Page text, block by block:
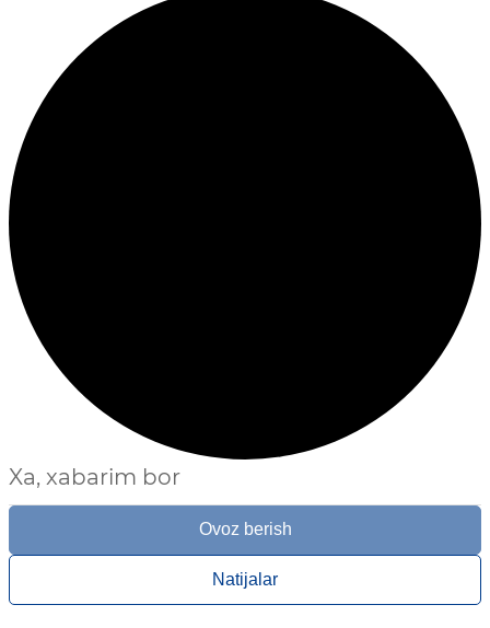
Xa, xabarim bor
Ovoz berish
Natijalar